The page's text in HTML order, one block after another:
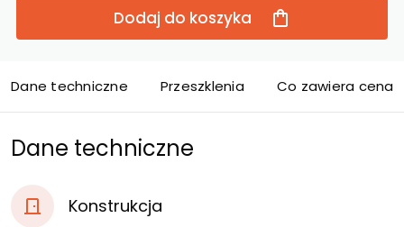
Dodaj do koszyka
Dane techniczne Przeszklenia Co zawiera cena
Dane techniczne
Konstrukcja